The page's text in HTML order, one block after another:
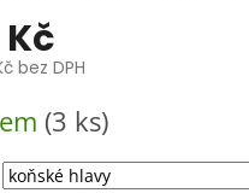
bez DPH
(3 ks)